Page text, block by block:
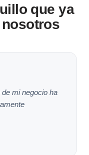
que ya
mi negocio ha